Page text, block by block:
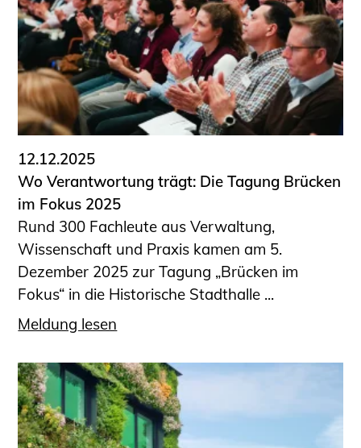
12.12.2025
Wo Verantwortung trägt: Die Tagung Brücken
im Fokus 2025
Rund 300 Fachleute aus Verwaltung,
Wissenschaft und Praxis kamen am 5.
Dezember 2025 zur Tagung „Brücken im
Fokus“ in die Historische Stadthalle ...
Meldung lesen